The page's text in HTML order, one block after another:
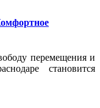
перемещения и
становится